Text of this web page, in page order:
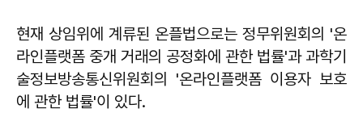
현재 상임위에 계류된 온플법으로는 정무위원회의 '온
라인플랫폼 중개 거래의 공정화에 관한 법률'과 과학기
술정보방송통신위원회의 '온라인플랫폼 이용자 보호
에 관한 법률'이 있다.